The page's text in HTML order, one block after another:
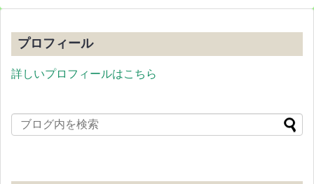
プロフィール
詳しいプロフィールはこちら